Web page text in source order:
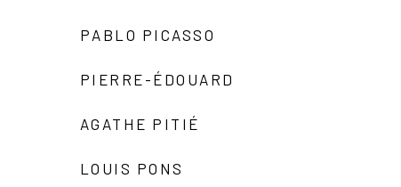
PABLO PICASSO
PIERRE-ÉDOUARD
AGATHE PITIÉ
LOUIS PONS